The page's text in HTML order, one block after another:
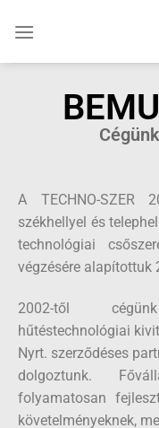
A TECHNO-
székhellyel és
technológiai
végzésére alapítottuk
2002-től
hűtéstechnológiai
Nyrt. szerződéses
dolgoztunk.
folyamatosan
követelményeknek,